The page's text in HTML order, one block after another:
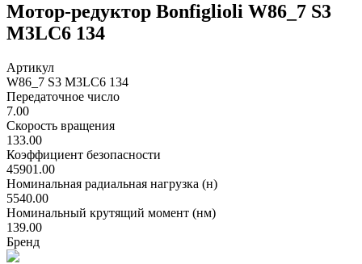
Мотор-редуктор Bonfiglioli W86_7 S3
M3LC6 134
Артикул
W86_7 S3 M3LC6 134
Передаточное число
7.00
Скорость вращения
133.00
Коэффициент безопасности
45901.00
Номинальная радиальная нагрузка (н)
5540.00
Номинальный крутящий момент (нм)
139.00
Бренд